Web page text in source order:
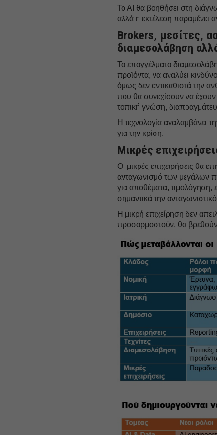
Το ΑΙ θα βοηθήσει στη
αλλά η εκτέλεση παραμένει
Brokers, μεσίτες,
διαμεσολάβηση
Τα επαγγέλματα
προϊόντα, να αναλύει
όμως δεν αντικαθιστά την
που θα συνεχίσουν να έχουν
τοπική γνώση,
Η τεχνολογία αναλαμβάνει
για την κρίση.
Μικρές
Οι μικρές επιχειρήσεις θα
ανταγωνισμό των μεγάλων
για αποθέματα,
σημαντικά την
Η μικρή επιχείρηση δεν
προσαρμοστούν, θα